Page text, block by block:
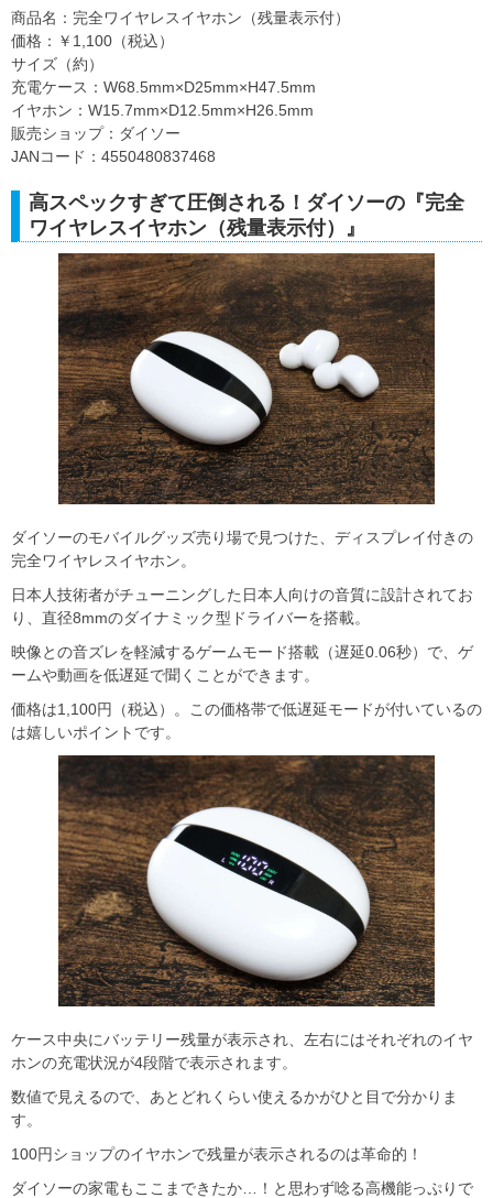
商品名：完全ワイヤレスイヤホン（残量表示付）
価格：￥1,100（税込）
サイズ（約）
充電ケース：W68.5mm×D25mm×H47.5mm
イヤホン：W15.7mm×D12.5mm×H26.5mm
販売ショップ：ダイソー
JANコード：4550480837468
高スペックすぎて圧倒される！ダイソーの『完全
ワイヤレスイヤホン（残量表示付）』
ダイソーのモバイルグッズ売り場で見つけた、ディスプレイ付きの
完全ワイヤレスイヤホン。
日本人技術者がチューニングした日本人向けの音質に設計されてお
り、直径8mmのダイナミック型ドライバーを搭載。
映像との音ズレを軽減するゲームモード搭載（遅延0.06秒）で、ゲ
ームや動画を低遅延で聞くことができます。
価格は1,100円（税込）。この価格帯で低遅延モードが付いているの
は嬉しいポイントです。
ケース中央にバッテリー残量が表示され、左右にはそれぞれのイヤ
ホンの充電状況が4段階で表示されます。
数値で見えるので、あとどれくらい使えるかがひと目で分かりま
す。
100円ショップのイヤホンで残量が表示されるのは革命的！
ダイソーの家電もここまできたか…！と思わず唸る高機能っぷりで